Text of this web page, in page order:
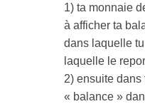
1) ta monnaie
à afficher ta
dans laquelle
laquelle le
2) ensuite dans
« balance »